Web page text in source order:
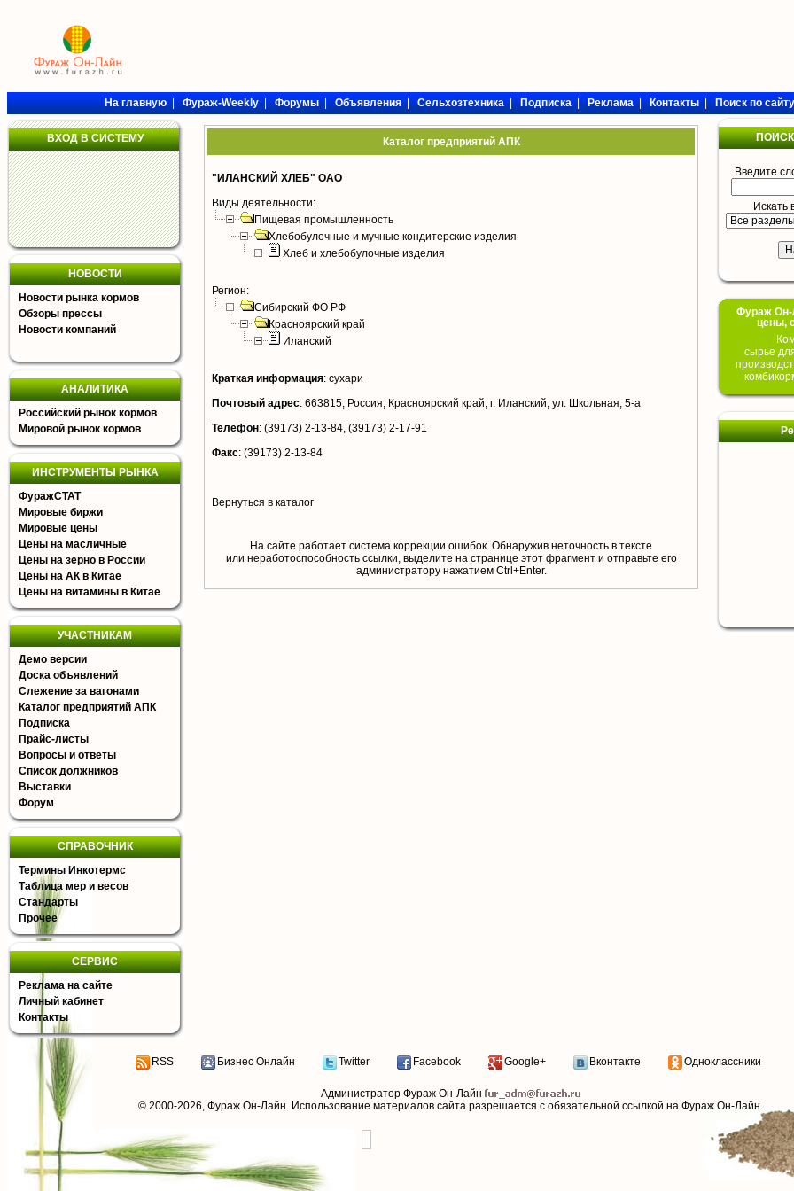
На главную|Фураж-Weekly|Форумы|Объявления|Сельхозтехника|Подписка|Реклама|Контакты|Поиск по сайту
ВХОД В СИСТЕМУ
НОВОСТИ
Новости рынка кормов
Обзоры прессы
Новости компаний
АНАЛИТИКА
Российский рынок кормов
Мировой рынок кормов
ИНСТРУМЕНТЫ РЫНКА
ФуражСТАТ
Мировые биржи
Мировые цены
Цены на масличные
Цены на зерно в России
Цены на АК в Китае
Цены на витамины в Китае
УЧАСТНИКАМ
Демо версии
Доска объявлений
Слежение за вагонами
Каталог предприятий АПК
Подписка
Прайс-листы
Вопросы и ответы
Список должников
Выставки
Форум
СПРАВОЧНИК
Термины Инкотермс
Таблица мер и весов
Стандарты
Прочее
СЕРВИС
Реклама на сайте
Личный кабинет
Контакты
Каталог предприятий АПК
"ИЛАНСКИЙ ХЛЕБ" ОАО
Виды деятельности:
Пищевая промышленность
Хлебобулочные и мучные кондитерские изделия
Хлеб и хлебобулочные изделия
Регион:
Сибирский ФО РФ
Красноярский край
Иланский
Краткая информация: сухари
Почтовый адрес: 663815, Россия, Красноярский край, г. Иланский, ул. Школьная, 5-а
Телефон: (39173) 2-13-84, (39173) 2-17-91
Факс: (39173) 2-13-84
Вернуться в каталог
На сайте работает система коррекции ошибок. Обнаружив неточность в тексте
или неработоспособность ссылки, выделите на странице этот фрагмент и отправьте его
aдминистратору нажатием Ctrl+Enter.
Введите
Искать
Фураж Он-
цены,
сырье
RSS Бизнес Онлайн Twitter Facebook Google+ Вконтакте Одноклассники
Администратор Фураж Он-Лайн
© 2000-2026, Фураж Он-Лайн. Использование материалов сайта разрешается с обязательной ссылкой на Фураж Он-Лайн.